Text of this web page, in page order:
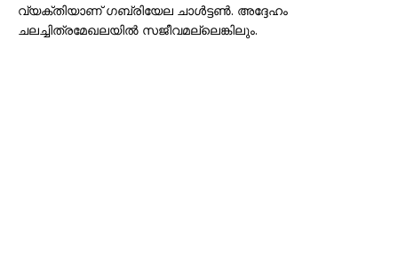
വ്യക്തിയാണ് ഗബ്രിയേല ചാൾട്ടൺ. അദ്ദേഹം
ചലച്ചിത്രമേഖലയിൽ സജീവമല്ലെങ്കിലും.